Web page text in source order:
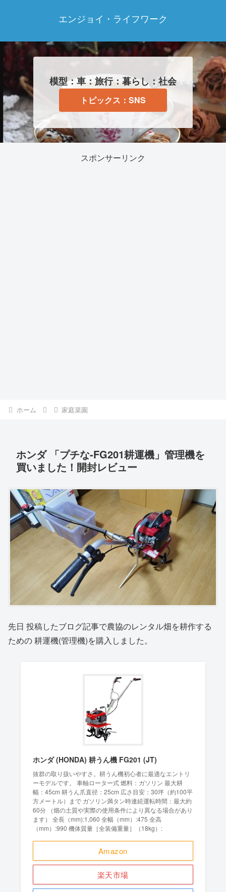
エンジョイ・ライフワーク
模型：車：旅行：暮らし：社会
トピックス：SNS
スポンサーリンク
ホーム 家庭菜園
ホンダ 「プチな-FG201耕運機」管理機を
買いました！開封レビュー
先日 投稿したブログ記事で農協のレンタル畑を耕作する
ための 耕運機(管理機)を購入しました。
ホンダ (HONDA) 耕うん機 FG201 (JT)
抜群の取り扱いやすさ。耕うん機初心者に最適なエントリ
ーモデルです。 車軸ローター式 燃料：ガソリン 最大耕
幅：45cm 耕うん爪直径：25cm 広さ目安：30坪（約100平
方メートル）まで ガソリン満タン時連続運転時間：最大約
60分 （畑の土質や実際の使用条件により異なる場合があり
ます） 全長（mm):1,060 全幅（mm）:475 全高
（mm）:990 機体質量［全装備重量］（18kg）:
Amazon
楽天市場